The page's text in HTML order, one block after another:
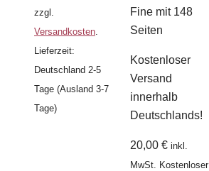
zzgl.
Versandkosten
Lieferzeit:
Deutschland 2-5
Tage (Ausland 3-7
Tage)
Fine mit 148
Seiten
Kostenloser
Versand
innerhalb
Deutschlands!
20,00€ inkl.
MwSt.
Kostenloser